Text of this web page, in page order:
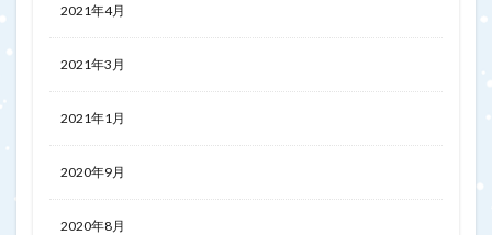
2021年4月
2021年3月
2021年1月
2020年9月
2020年8月